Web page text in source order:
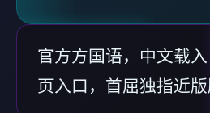
官方方国语，中文载
页入口，首屈独指近